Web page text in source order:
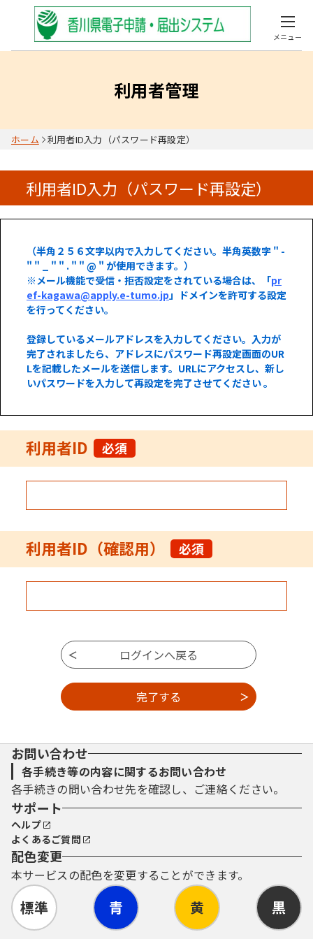
メニュー
利用者管理
ホーム 利用者ID入力（パスワード再設定）
利用者ID入力（パスワード再設定）
（半角２５６文字以内で入力してください。半角英数字 " -
" " _ " " . " " @ " が使用できます。）
※メール機能で受信・拒否設定をされている場合は、「pr
ef-kagawa@apply.e-tumo.jp」ドメインを許可する設定
を行ってください。
登録しているメールアドレスを入力してください。入力が
完了されましたら、アドレスにパスワード再設定画面のUR
Lを記載したメールを送信します。URLにアクセスし、新し
いパスワードを入力して再設定を完了させてください 。
利用者ID 必須
利用者ID（確認用） 必須
お問い合わせ
各手続き等の内容に関するお問い合わせ
各手続きの問い合わせ先を確認し、ご連絡ください。
サポート
ヘルプ
よくあるご質問
配色変更
本サービスの配色を変更することができます。
標準 青 黄 黒